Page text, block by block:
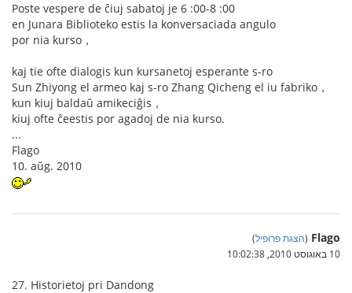
Poste vespere de ĉiuj sabatoj je 6 :00-8 :00
en Junara Biblioteko estis la konversaciada angulo
por nia kurso，
kaj tie ofte dialogis kun kursanetoj esperante s-ro
Sun Zhiyong el armeo kaj s-ro Zhang Qicheng el iu fabriko，
kun kiuj baldaŭ amikeciĝis，
kiuj ofte ĉeestis por agadoj de nia kurso.
...
Flago
10. aŭg. 2010
Flago
(הצגת פרופיל)
10 באוגוסט 2010, 10:02:38
27. Historietoj pri Dandong